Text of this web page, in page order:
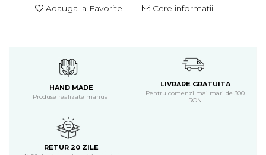
Adauga la Favorite Cere informatii
HAND MADE
Produse realizate manual
LIVRARE GRATUITA
Pentru comenzi mai mari de 300
RON
RETUR 20 ZILE